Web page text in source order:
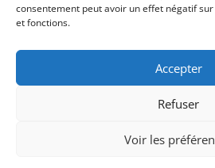
consentement peut avoir un effet négatif
et fonctions.
Accepter
Refuser
Voir les
06 07 18 03 91